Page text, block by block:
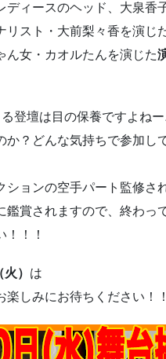
ディースのヘッド、大泉香
リスト・大前梨々香を演じ
ん女・カオルたんを演じた
登壇は目の保養ですよねー
か？どんな気持ちで参加し
ションの空手パート監修さ
鑑賞されますので、終わ
！！！
） は
楽しみにお待ちください！！